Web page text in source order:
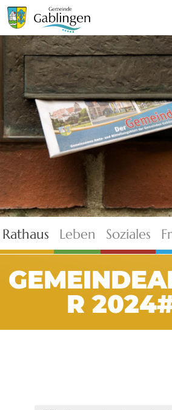
Rathaus Leben Soziales
R